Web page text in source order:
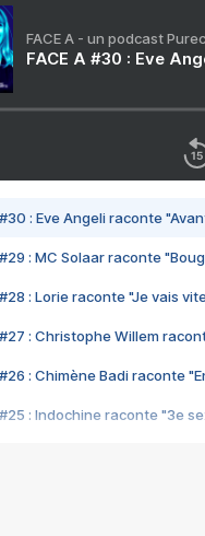
FACE A - un podcast
FACE A #30 : Eve
#30 : Eve Angeli raconte
#29 : MC Solaar raconte
#28 : Lorie raconte "Je vais
#27 : Christophe Willem
#26 : Chimène Badi raconte
#25 : Indochine raconte "3e